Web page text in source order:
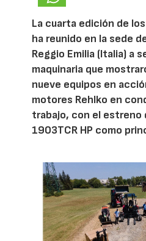
La cuarta edición de los
ha reunido en la sede
Reggio Emilia (Italia) a
maquinaria que
nueve equipos en
motores Rehlko en
trabajo, con el estreno
1903TCR HP como